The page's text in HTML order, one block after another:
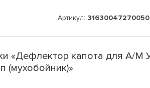
Артикул:
«Дефлектор капота для А/М
(мухобойник)»